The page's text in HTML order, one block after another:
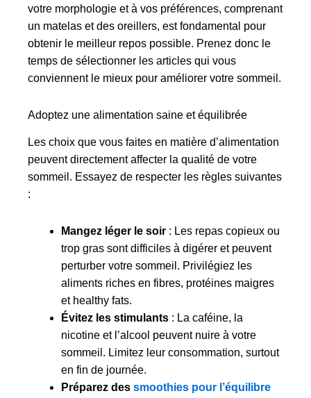
votre morphologie et à vos préférences, comprenant
un matelas et des oreillers, est fondamental pour
obtenir le meilleur repos possible. Prenez donc le
temps de sélectionner les articles qui vous
conviennent le mieux pour améliorer votre sommeil.
Adoptez une alimentation saine et équilibrée
Les choix que vous faites en matière d’alimentation
peuvent directement affecter la qualité de votre
sommeil. Essayez de respecter les règles suivantes
:
Mangez léger le soir : Les repas copieux ou
trop gras sont difficiles à digérer et peuvent
perturber votre sommeil. Privilégiez les
aliments riches en fibres, protéines maigres
et healthy fats.
Évitez les stimulants : La caféine, la
nicotine et l’alcool peuvent nuire à votre
sommeil. Limitez leur consommation, surtout
en fin de journée.
Préparez des smoothies pour l’équilibre